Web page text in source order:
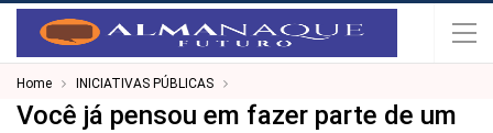
Home INICIATIVAS PÚBLICAS
Você já pensou em fazer parte de um